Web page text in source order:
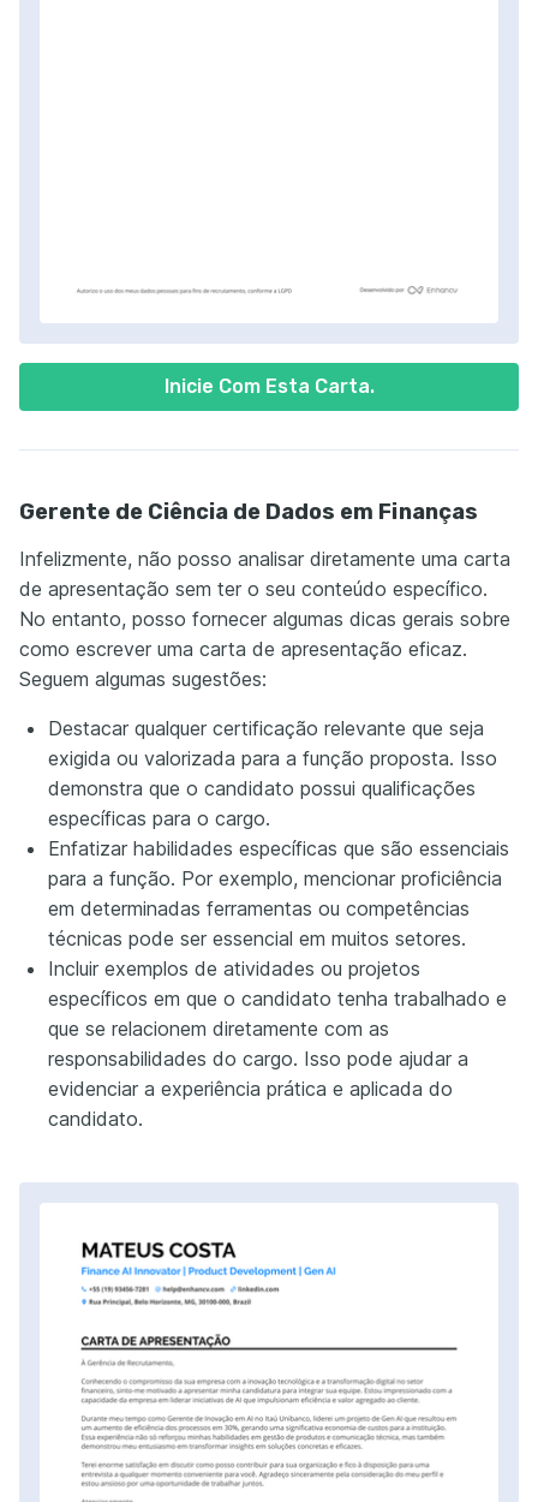
Inicie Com Esta Carta.
Gerente de Ciência de Dados em Finanças
Infelizmente, não posso analisar diretamente uma carta
de apresentação sem ter o seu conteúdo específico.
No entanto, posso fornecer algumas dicas gerais sobre
como escrever uma carta de apresentação eficaz.
Seguem algumas sugestões:
Destacar qualquer certificação relevante que seja
exigida ou valorizada para a função proposta. Isso
demonstra que o candidato possui qualificações
específicas para o cargo.
Enfatizar habilidades específicas que são essenciais
para a função. Por exemplo, mencionar proficiência
em determinadas ferramentas ou competências
técnicas pode ser essencial em muitos setores.
Incluir exemplos de atividades ou projetos
específicos em que o candidato tenha trabalhado e
que se relacionem diretamente com as
responsabilidades do cargo. Isso pode ajudar a
evidenciar a experiência prática e aplicada do
candidato.